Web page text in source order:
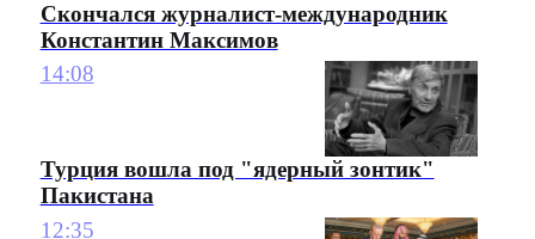
Скончался журналист-международник
Константин Максимов
14:08
Турция вошла под "ядерный зонтик"
Пакистана
12:35